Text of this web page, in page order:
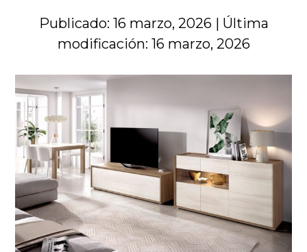
Publicado: 16 marzo, 2026| Última
modificación: 16 marzo, 2026